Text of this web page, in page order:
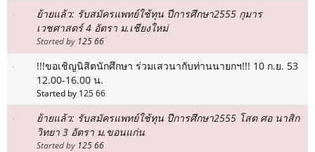
ย้ายแล้ว: รับสมัครแพทย์ใช้ทุน ปีการศึกษา2555 กุมาร
เวชศาสตร์ 4 อัตรา ม.เชียงใหม่
Started by 125 66
!!!ขอเชิญนิสิตนักศึกษา ร่วมเสวนากับท่านนายกฯ!!! 10 ก.ย. 53
12.00-16.00 น.
Started by 125 66
ย้ายแล้ว: รับสมัครแพทย์ใช้ทุน ปีการศึกษา2555 โสต ศอ นาสิก
วิทยา 3 อัตรา ม.ขอนแก่น
Started by 125 66